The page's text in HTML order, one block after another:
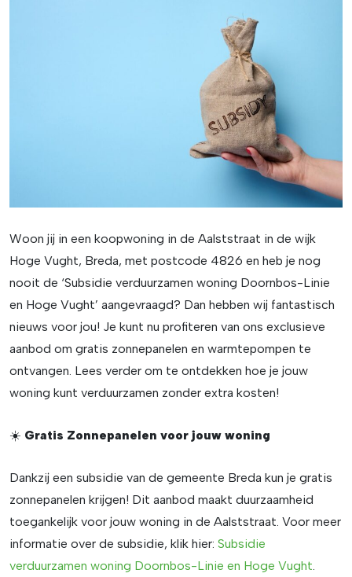
Woon jij in een koopwoning in de Aalststraat in de wijk
Hoge Vught, Breda, met postcode 4826 en heb je nog
nooit de ‘Subsidie verduurzamen woning Doornbos-Linie
en Hoge Vught’ aangevraagd? Dan hebben wij fantastisch
nieuws voor jou! Je kunt nu profiteren van ons exclusieve
aanbod om gratis zonnepanelen en warmtepompen te
ontvangen. Lees verder om te ontdekken hoe je jouw
woning kunt verduurzamen zonder extra kosten!
☀️ Gratis Zonnepanelen voor jouw woning
Dankzij een subsidie van de gemeente Breda kun je gratis
zonnepanelen krijgen! Dit aanbod maakt duurzaamheid
toegankelijk voor jouw woning in de Aalststraat. Voor meer
informatie over de subsidie, klik hier: Subsidie
verduurzamen woning Doornbos-Linie en Hoge Vught.